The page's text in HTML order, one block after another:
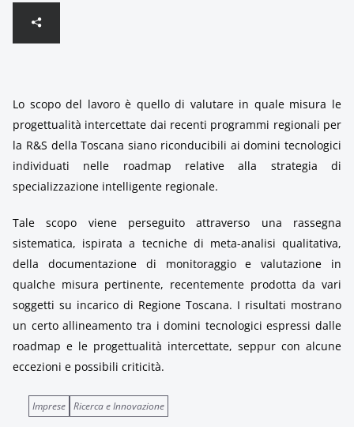
Lo scopo del lavoro è quello di valutare in quale misura le
progettualità intercettate dai recenti programmi regionali per
la R&S della Toscana siano riconducibili ai domini tecnologici
individuati nelle roadmap relative alla strategia di
specializzazione intelligente regionale.
Tale scopo viene perseguito attraverso una rassegna
sistematica, ispirata a tecniche di meta-analisi qualitativa,
della documentazione di monitoraggio e valutazione in
qualche misura pertinente, recentemente prodotta da vari
soggetti su incarico di Regione Toscana. I risultati mostrano
un certo allineamento tra i domini tecnologici espressi dalle
roadmap e le progettualità intercettate, seppur con alcune
eccezioni e possibili criticità.
Imprese Ricerca e Innovazione